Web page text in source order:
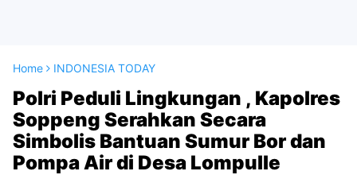
Home INDONESIA TODAY
Polri Peduli Lingkungan , Kapolres
Soppeng Serahkan Secara
Simbolis Bantuan Sumur Bor dan
Pompa Air di Desa Lompulle